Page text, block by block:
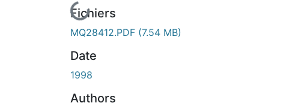
En cours de chargement...
Fichiers
MQ28412.PDF (7.54 MB)
Date
1998
Authors